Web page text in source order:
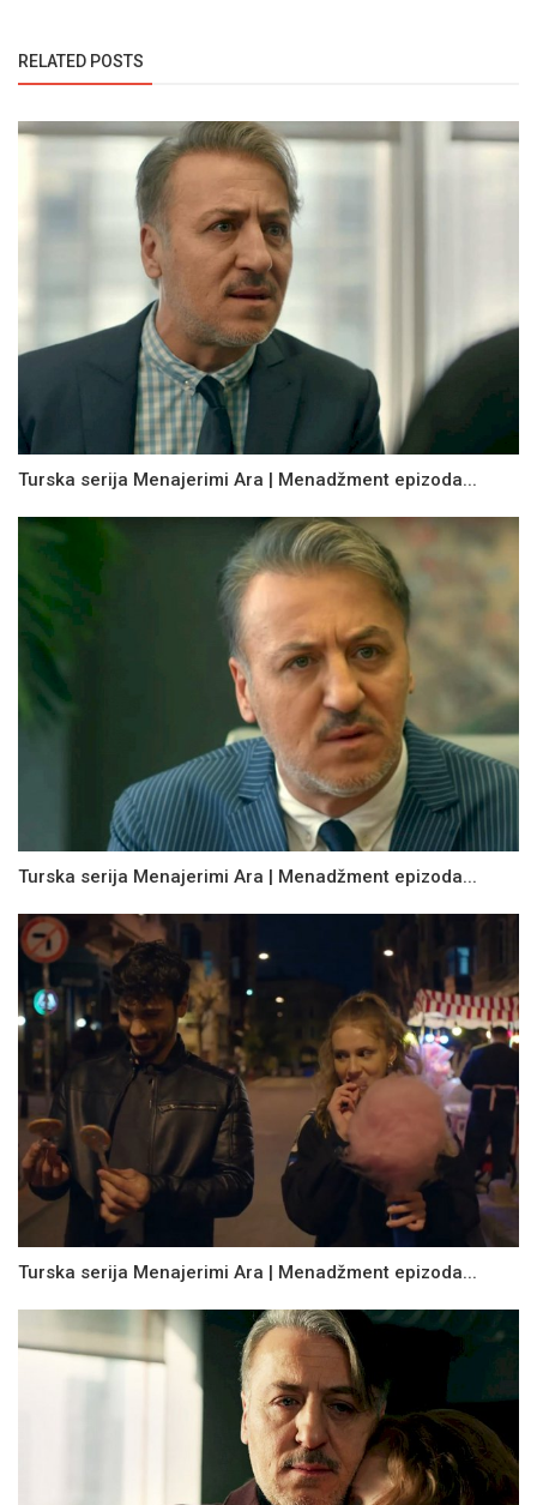
RELATED POSTS
Turska serija Menajerimi Ara | Menadžment epizoda...
Turska serija Menajerimi Ara | Menadžment epizoda...
Turska serija Menajerimi Ara | Menadžment epizoda...